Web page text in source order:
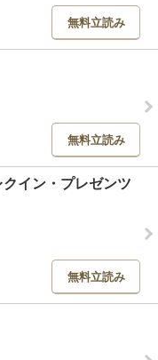
無料立読み
無料立読み
イン・プレゼンツ
無料立読み